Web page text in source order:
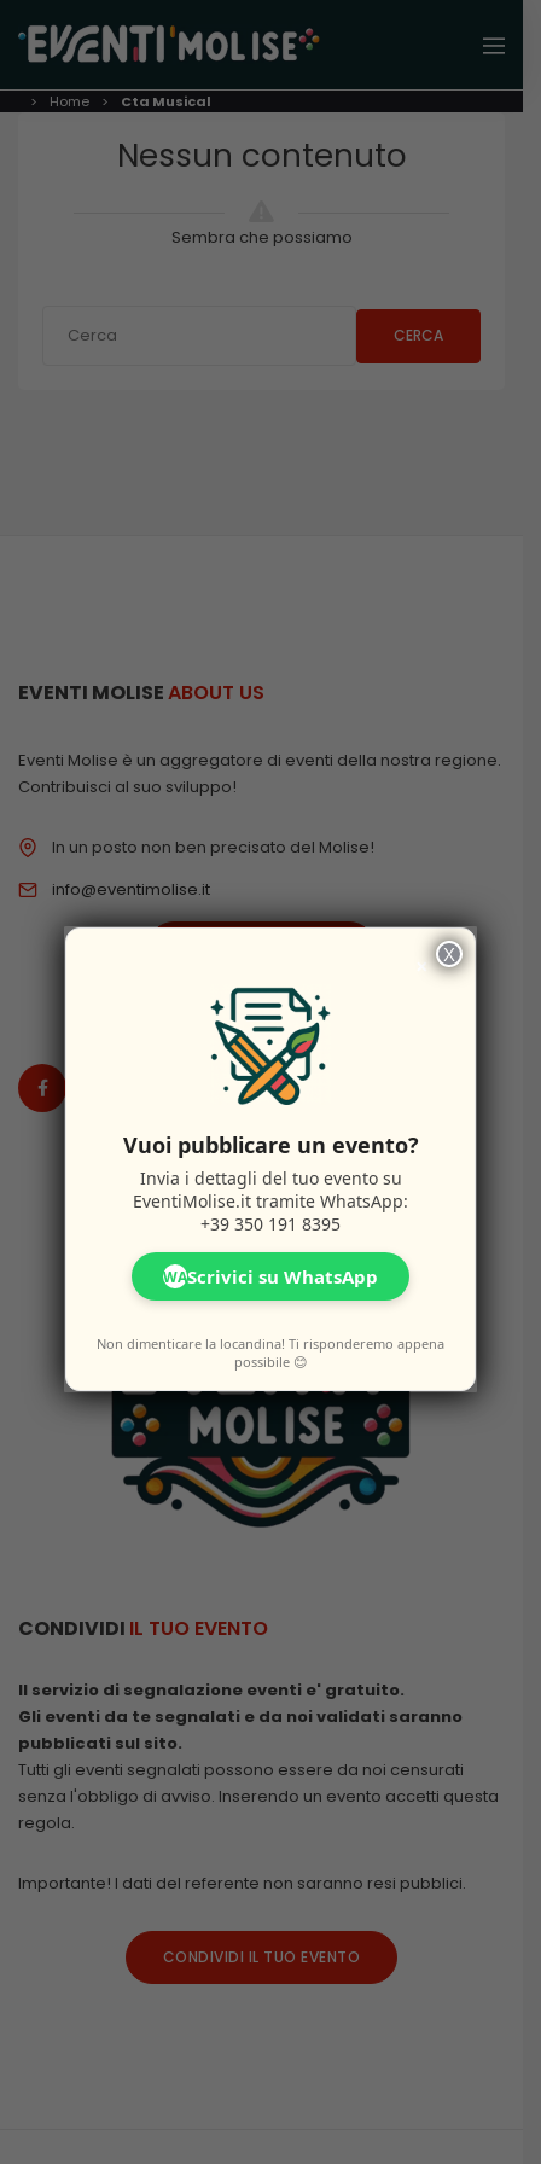
Home Cta Musical
Nessun contenuto
Sembra che possiamo
CERCA
EVENTI MOLISEABOUT US
Eventi Molise è un aggregatore di eventi della nostra regione.
Contribuisci al suo sviluppo!
In un posto non ben precisato del Molise!
info@eventimolise.it
DISCLAIMER
CONDIVIDI IL TUO EVENTO
Il servizio di segnalazione eventi e' gratuito.
Gli eventi da te segnalati e da noi validati saranno
pubblicati sul sito.
Tutti gli eventi segnalati possono essere da noi censurati
senza l'obbligo di avviso. Inserendo un evento accetti questa
regola.
Importante! I dati del referente non saranno resi pubblici.
CONDIVIDI IL TUO EVENTO
×
Vuoi pubblicare un evento?
Invia i dettagli del tuo evento su
EventiMolise.it tramite WhatsApp:
+39 350 191 8395
WAScrivici su WhatsApp
Non dimenticare la locandina! Ti risponderemo appena
possibile 😊
X